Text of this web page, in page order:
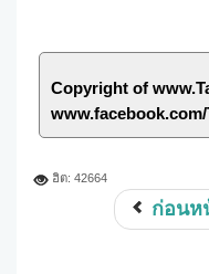
Copyright of
ฮิต: 42664
ก่อนห